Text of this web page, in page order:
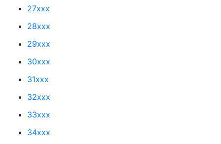
27xxx
28xxx
29xxx
30xxx
31xxx
32xxx
33xxx
34xxx